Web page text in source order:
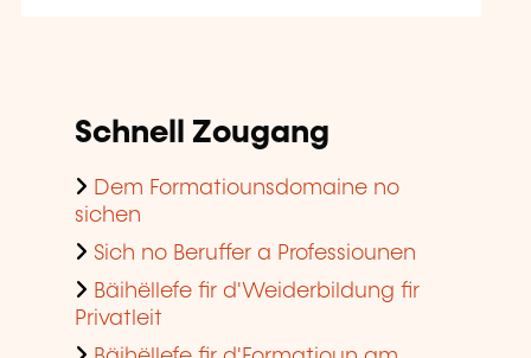
Schnell Zougang
Dem Formatiounsdomaine no
sichen
Sich no Beruffer a Professiounen
Bäihëllefe fir d'Weiderbildung fir
Privatleit